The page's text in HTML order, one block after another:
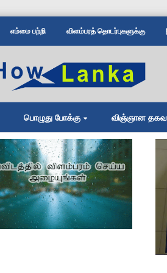
எம்மை பற்றி விளம்பரத் தொடர்புகளுக்கு
பொழுது போக்கு விஞ்ஞான